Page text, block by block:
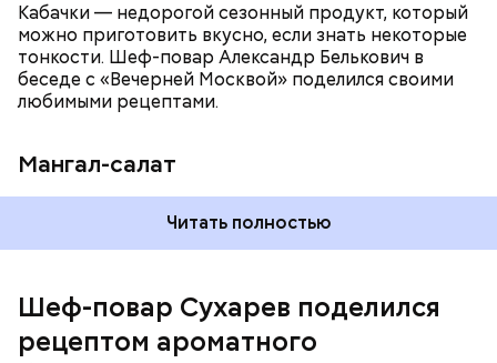
Кабачки — недорогой сезонный продукт, который
можно приготовить вкусно, если знать некоторые
тонкости. Шеф-повар Александр Белькович в
беседе с «Вечерней Москвой» поделился своими
любимыми рецептами.
Мангал-салат
Читать полностью
Шеф-повар Сухарев поделился
рецептом ароматного
— Этот вариант кулича не содержит дрожжей,
поэтому люди, которые любят сидеть на диете,
оценят его.